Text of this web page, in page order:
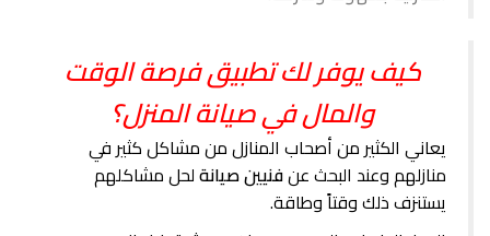
كيف يوفر لك تطبيق فرصة الوقت
والمال في صيانة المنزل؟
يعاني الكثير من أصحاب المنازل من مشاكل كثير في
منازلهم وعند البحث عنفنيين صيانةلحل مشاكلهم
يستنزف ذلك وقتاً وطاقة.